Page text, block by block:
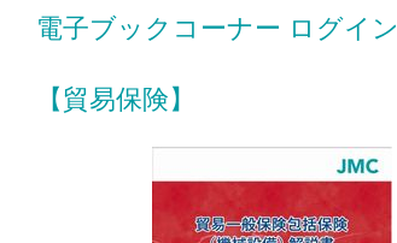
電子ブックコーナー ログイン
【貿易保険】